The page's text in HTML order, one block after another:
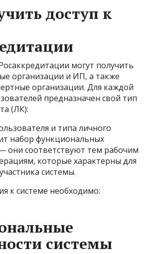
доступ к
могут получить
организации и ИП, а также
организации. Для каждой
предназначен свой тип
(ЛК):
и типа личного
набор функциональных
они соответствуют тем рабочим
которые характерны для
системы.
к системе необходимо:
системы